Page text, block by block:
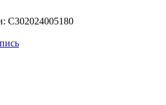
С302024005180